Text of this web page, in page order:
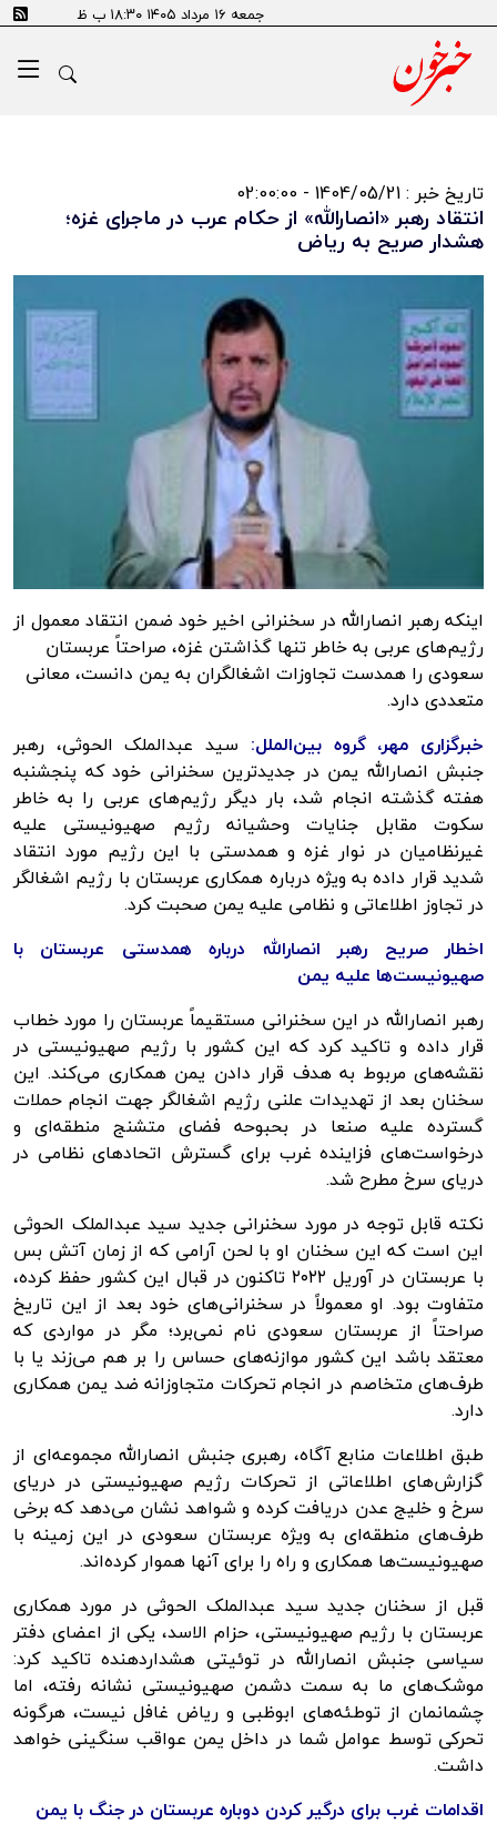
جمعه ۱۶ مرداد ۱۴۰۵ ۱۸:۳۰ ب ظ
تاریخ خبر : 1404/05/21 - 02:00:00
انتقاد رهبر «انصارالله» از حکام عرب در ماجرای غزه؛
هشدار صریح به ریاض
اینکه رهبر انصارالله در سخنرانی اخیر خود ضمن انتقاد معمول از
رژیم‌های عربی به خاطر تنها گذاشتن غزه، صراحتاً عربستان
سعودی را همدست تجاوزات اشغالگران به یمن دانست، معانی
متعددی دارد.
خبرگزاری مهر، گروه بین‌الملل: سید عبدالملک الحوثی، رهبر
جنبش انصارالله یمن در جدیدترین سخنرانی خود که پنجشنبه
هفته گذشته انجام شد، بار دیگر رژیم‌های عربی را به خاطر
سکوت مقابل جنایات وحشیانه رژیم صهیونیستی علیه
غیرنظامیان در نوار غزه و همدستی با این رژیم مورد انتقاد
شدید قرار داده به ویژه درباره همکاری عربستان با رژیم اشغالگر
در تجاوز اطلاعاتی و نظامی علیه یمن صحبت کرد.
اخطار صریح رهبر انصارالله درباره همدستی عربستان با
صهیونیست‌ها علیه یمن
رهبر انصارالله در این سخنرانی مستقیماً عربستان را مورد خطاب
قرار داده و تاکید کرد که این کشور با رژیم صهیونیستی در
نقشه‌های مربوط به هدف قرار دادن یمن همکاری می‌کند. این
سخنان بعد از تهدیدات علنی رژیم اشغالگر جهت انجام حملات
گسترده علیه صنعا در بحبوحه فضای متشنج منطقه‌ای و
درخواست‌های فزاینده غرب برای گسترش اتحادهاینظامی در
دریای سرخ مطرح شد.
نکته قابل توجه در مورد سخنرانی جدید سید عبدالملک الحوثی
این است که این سخنان او با لحن آرامی که از زمان آتش بس
با عربستان در آوریل ۲۰۲۲ تاکنون در قبال این کشور حفظ کرده،
متفاوت بود. او معمولاً در سخنرانی‌های خود بعد از این تاریخ
صراحتاً از عربستان سعودی نام نمی‌برد؛ مگر در مواردی که
معتقد باشد این کشور موازنه‌های حساس را بر هم می‌زند یا با
طرف‌های متخاصم در انجام تحرکات متجاوزانه ضد یمن همکاری
دارد.
طبق اطلاعات منابع آگاه، رهبری جنبش انصارالله مجموعه‌ای از
گزارش‌های اطلاعاتی از تحرکات رژیم صهیونیستی در دریای
سرخ و خلیج عدن دریافت کرده و شواهد نشان می‌دهد که برخی
طرف‌های منطقه‌ای به ویژه عربستان سعودی در این زمینه با
صهیونیست‌ها همکاری و راه را برای آنها هموار کرده‌اند.
قبل از سخنان جدید سید عبدالملک الحوثی در مورد همکاری
عربستان با رژیم صهیونیستی،حزام الاسد، یکی از اعضای دفتر
سیاسی جنبش انصارالله در توئیتی هشداردهنده تاکید کرد:
موشک‌های ما به سمت دشمن صهیونیستی نشانه رفته، اما
چشمانمان از توطئه‌های ابوظبی و ریاض غافل نیست، هرگونه
تحرکی توسط عوامل شما در داخل یمن عواقب سنگینی خواهد
داشت.
اقدامات غرب برای درگیر کردن دوباره عربستان در جنگ با یمن